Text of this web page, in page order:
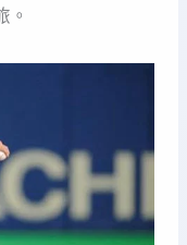
。